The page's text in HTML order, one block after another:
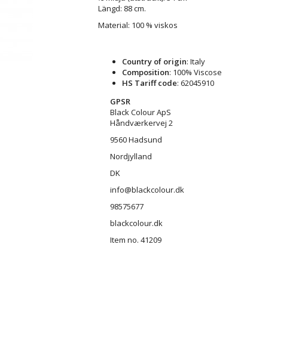
Längd: 88 cm.
Material: 100 % viskos
Country of origin: Italy
Composition: 100% Viscose
HS Tariff code: 62045910
GPSR
Black Colour ApS
Håndværkervej 2
9560 Hadsund
Nordjylland
DK
info@blackcolour.dk
98575677
blackcolour.dk
Item no. 41209